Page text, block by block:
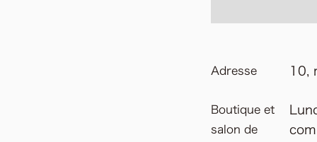
Adresse 10,
Boutique et
salon de